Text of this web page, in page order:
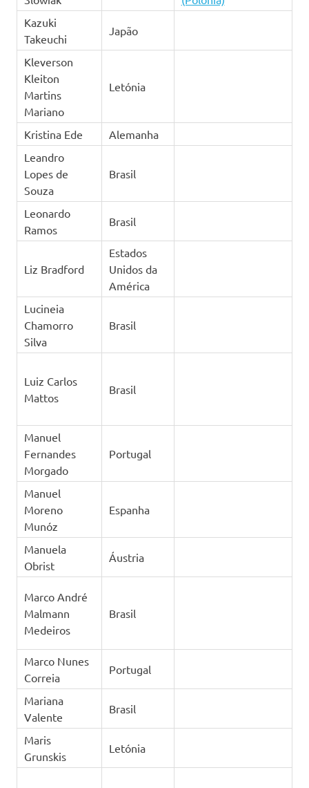
Kazuki
Takeuchi
Japão
Kleverson
Kleiton
Martins
Mariano
Letónia
Kristina Ede
Alemanha
Leandro
Lopes de
Souza
Brasil
Leonardo
Ramos
Brasil
Liz Bradford
Estados
Unidos da
América
Lucineia
Chamorro
Silva
Brasil
Luiz Carlos
Mattos
Brasil
Manuel
Fernandes
Morgado
Portugal
Manuel
Moreno
Munóz
Espanha
Manuela
Obrist
Áustria
Marco André
Malmann
Medeiros
Brasil
Marco Nunes
Correia
Portugal
Mariana
Valente
Brasil
Maris
Grunskis
Letónia